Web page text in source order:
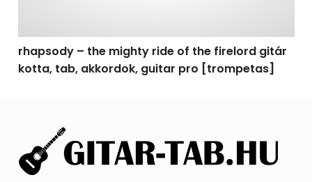
rhapsody – the mighty ride of the firelord gitár
kotta, tab, akkordok, guitar pro [trompetas]